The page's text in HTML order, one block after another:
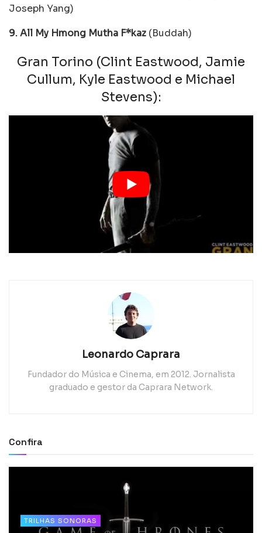
Joseph Yang)
9. All My Hmong Mutha F*kaz (Buddah)
Gran Torino (Clint Eastwood, Jamie
Cullum, Kyle Eastwood e Michael
Stevens):
Leonardo Caprara
Fundador do Música e Cinema, em 2012. Jornalista
graduado e gestor da Caprara Network.
Confira
TRILHAS SONORAS